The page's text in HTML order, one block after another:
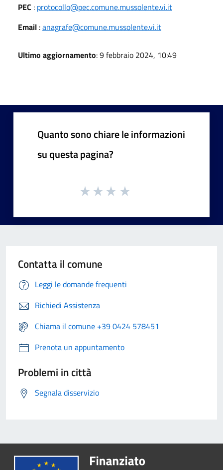
PEC : protocollo@pec.comune.mussolente.vi.it
Email :anagrafe@comune.mussolente.vi.it
Ultimo aggiornamento: 9 febbraio 2024, 10:49
Quanto sono chiare le informazioni
su questa pagina?
Contatta il comune
Leggi le domande frequenti
Richiedi Assistenza
Chiama il comune +39 0424 578451
Prenota un appuntamento
Problemi in città
Segnala disservizio